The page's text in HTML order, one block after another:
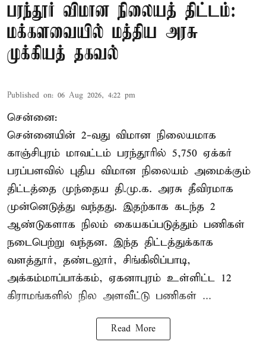
பரந்தூர் விமான நிலையத் திட்டம்:
மக்களவையில் மத்திய அரசு
முக்கியத் தகவல்
Published on: 06 Aug 2026, 4:22 pm
சென்னை:
சென்னையின் 2-வது விமான நிலையமாக
காஞ்சிபுரம் மாவட்டம் பரந்தூரில் 5,750 ஏக்கர்
பரப்பளவில் புதிய விமான நிலையம் அமைக்கும்
திட்டத்தை முந்தைய தி.மு.க. அரசு தீவிரமாக
முன்னெடுத்து வந்தது. இதற்காக கடந்த 2
ஆண்டுகளாக நிலம் கையகப்படுத்தும் பணிகள்
நடைபெற்று வந்தன. இந்த திட்டத்துக்காக
வளத்தூர், தண்டலூர், சிங்கிலிப்பாடி,
அக்கம்மாப்பாக்கம், ஏகனாபுரம் உள்ளிட்ட 12
கிராமங்களில் நில அளவீட்டு பணிகள் ...
Read More